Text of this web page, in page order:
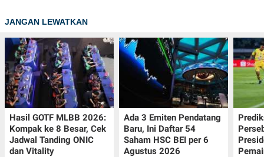
JANGAN LEWATKAN
Hasil GOTF MLBB 2026:
Kompak ke 8 Besar, Cek
Jadwal Tanding ONIC
dan Vitality
Ada 3 Emiten Pendatang
Baru, Ini Daftar 54
Saham HSC BEI per 6
Agustus 2026